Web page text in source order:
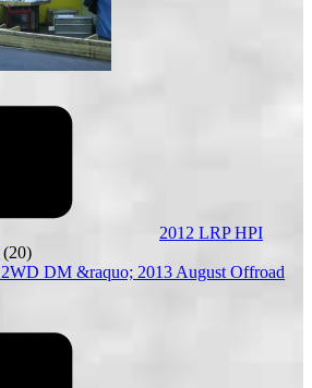
2012 LRP HPI
(20)